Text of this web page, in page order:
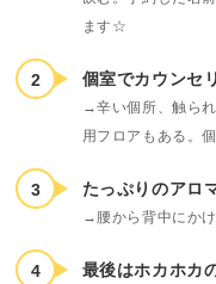
ます☆
個室でカウンセ
→辛い個所、触ら
用フロアもある。
たっぷりのアロ
→腰から背中にか
最後はホカホカ